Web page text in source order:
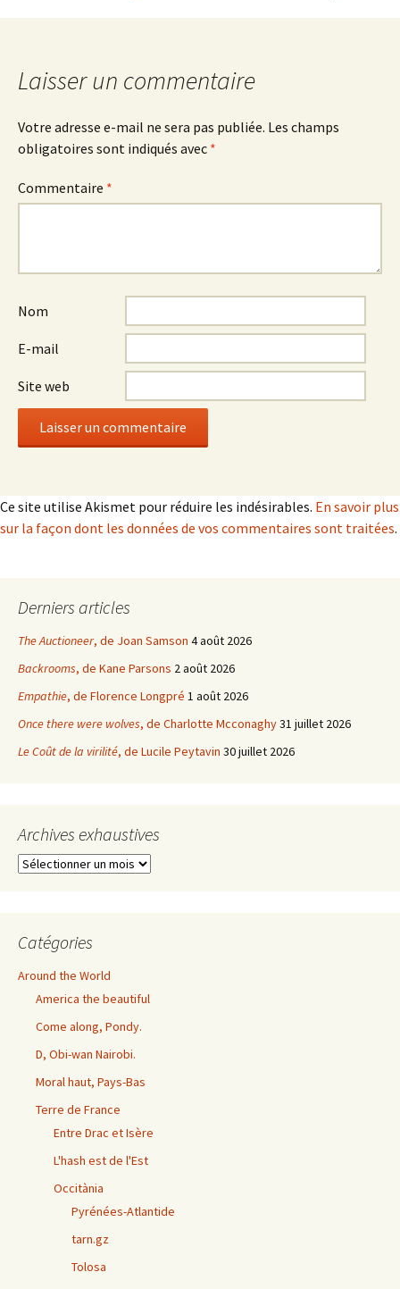
des
articles
Laisser un commentaire
Votre adresse e-mail ne sera pas publiée. Les champs
obligatoires sont indiqués avec *
Commentaire *
Nom
E-mail
Site web
Ce site utilise Akismet pour réduire les indésirables. En savoir plus
sur la façon dont les données de vos commentaires sont traitées.
Derniers articles
The Auctioneer, de Joan Samson 4 août 2026
Backrooms, de Kane Parsons 2 août 2026
Empathie, de Florence Longpré 1 août 2026
Once there were wolves, de Charlotte Mcconaghy31 juillet 2026
Le Coût de la virilité, de Lucile Peytavin 30 juillet 2026
Archives exhaustives
Archives
Catégories
Around the World
America the beautiful
Come along, Pondy.
D, Obi-wan Nairobi.
Moral haut, Pays-Bas
Terre de France
Entre Drac et Isère
L'hash est de l'Est
Occitània
Pyrénées-Atlantide
tarn.gz
Tolosa